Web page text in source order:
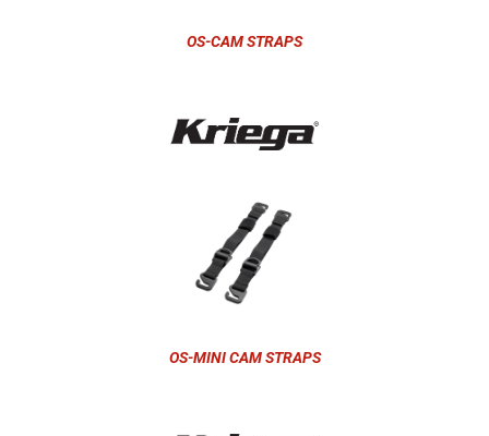
OS-CAM STRAPS
OS-MINI CAM STRAPS